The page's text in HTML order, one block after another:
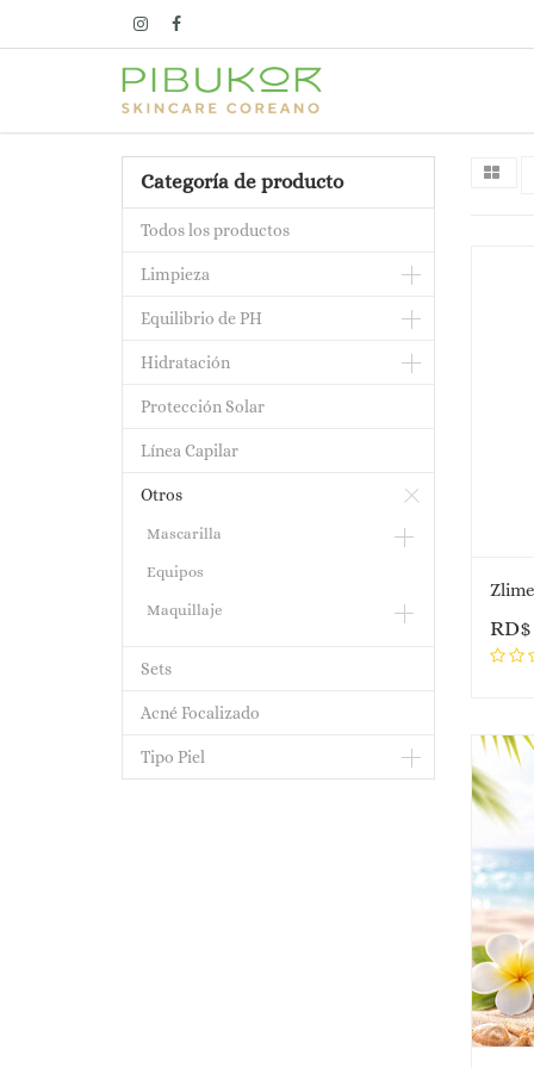
Categoría de producto
Todos los productos
Limpieza
Equilibrio de PH
Hidratación
Protección Solar
Línea Capilar
Otros
Mascarilla
Equipos
Maquillaje
Sets
Acné Focalizado
Tipo Piel